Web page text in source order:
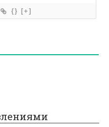
{} [+]